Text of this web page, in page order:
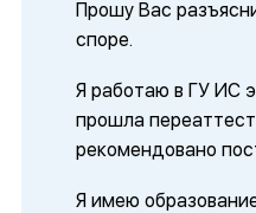
Прошу Вас
споре.
Я работаю в ГУ ИС
прошла
рекомендовано
Я имею